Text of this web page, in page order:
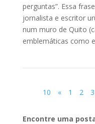
perguntas”. Essa
jornalista e escritor
num muro de Quito
emblemáticas como
10
« 1 2 3
Encontre uma